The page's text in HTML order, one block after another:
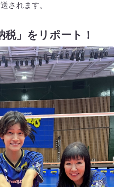
されます。
税」をリポート！